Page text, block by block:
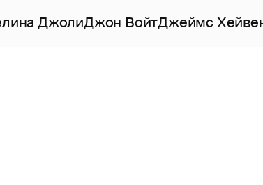
ДжолиДжон ВойтДжеймс